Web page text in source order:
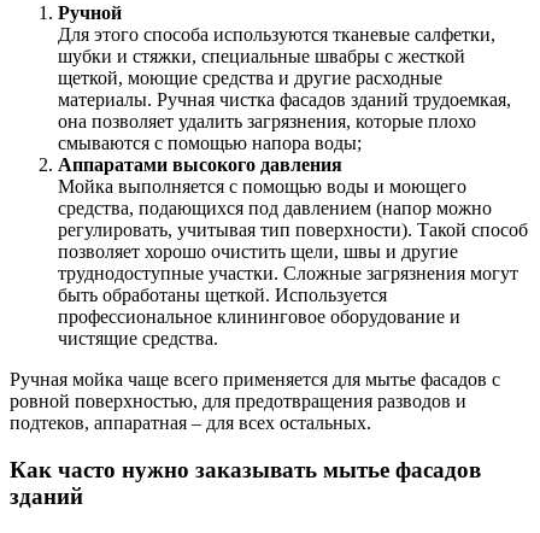
Ручной
Для этого способа используются тканевые салфетки,
шубки и стяжки, специальные швабры с жесткой
щеткой, моющие средства и другие расходные
материалы. Ручная чистка фасадов зданий трудоемкая,
она позволяет удалить загрязнения, которые плохо
смываются с помощью напора воды;
Аппаратами высокого давления
Мойка выполняется с помощью воды и моющего
средства, подающихся под давлением (напор можно
регулировать, учитывая тип поверхности). Такой способ
позволяет хорошо очистить щели, швы и другие
труднодоступные участки. Сложные загрязнения могут
быть обработаны щеткой. Используется
профессиональное клининговое оборудование и
чистящие средства.
Ручная мойка чаще всего применяется для мытье фасадов с
ровной поверхностью, для предотвращения разводов и
подтеков, аппаратная – для всех остальных.
Как часто нужно заказывать мытье фасадов
зданий